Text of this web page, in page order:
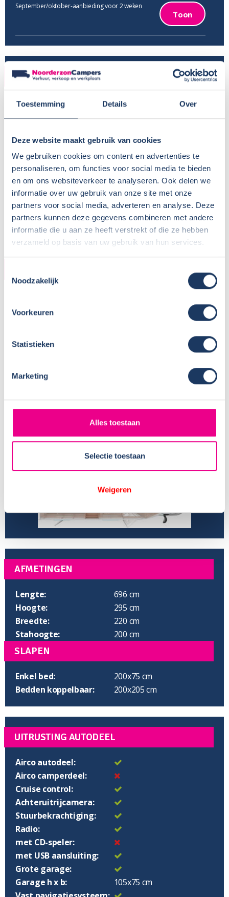
Toestemming Details Over
Deze website maakt gebruik van cookies
We gebruiken cookies om content en advertenties te
personaliseren, om functies voor social media te bieden
en om ons websiteverkeer te analyseren. Ook delen we
informatie over uw gebruik van onze site met onze
partners voor social media, adverteren en analyse. Deze
partners kunnen deze gegevens combineren met andere
informatie die u aan ze heeft verstrekt of die ze hebben
verzameld op basis van uw gebruik van hun services.
Noodzakelijk
Voorkeuren
Statistieken
Marketing
Alles toestaan
Selectie toestaan
Weigeren
September/oktober-aanbieding voor 2 weken
Toon
VERHUUR
Provincie:
Gelderland
Voor meer informatie, zieCamper huren met hond
BTW aftrekbaar?:
Wisseldag:
Vrijdag
Standaard haaltijd:
16.00 uur
Standaard retourtijd:
09.00 uur
Plaatsnaam:
Joppe
Parkeren eigen auto:
Op terrein verhuurder
Onderstel:
Gewicht leeg:
Rijbewijs:
Aantal zitplaatsen:
4
Aantal slaapplaatsen:
2
AFMETINGEN
Lengte:
696 cm
Hoogte:
295 cm
Breedte:
220 cm
Stahoogte:
200 cm
SLAPEN
Enkel bed:
200x75 cm
Bedden koppelbaar:
200x205 cm
UITRUSTING AUTODEEL
Airco autodeel:
Airco camperdeel:
Cruise control:
Achteruitrijcamera:
Stuurbekrachtiging:
Radio:
met CD-speler:
met USB aansluiting:
Grote garage:
Garage h x b:
105x75 cm